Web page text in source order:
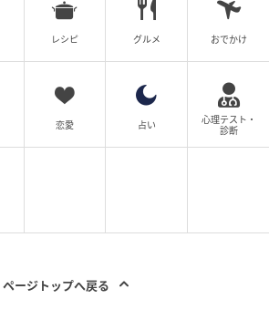
-英語で日本旅-
いのかさえ分からないそのスタイ
、日本人配信者さんがアメリカ人
レシピ グルメ おでかけ
恋愛 占い
心理テスト・
診断
ページトップへ戻る